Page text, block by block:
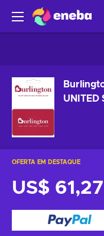
UNITED
OFERTA EM DESTAQUE
US$ 61,27